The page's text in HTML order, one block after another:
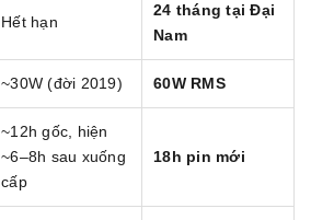
Hết hạn
24 tháng tại Đại
Nam
~30W (đời 2019) 60W RMS
~12h gốc, hiện
~6–8h sau xuống
cấp
18h pin mới